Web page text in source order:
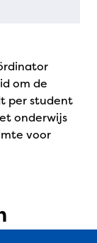
om de
per student
onderwijs
voor